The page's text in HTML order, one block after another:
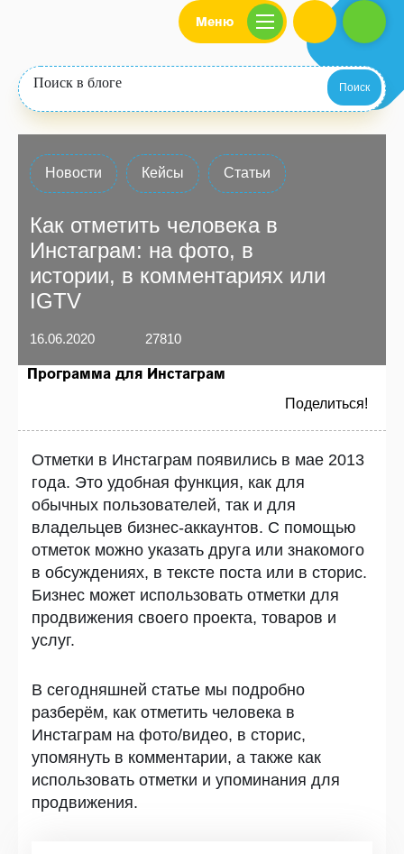
Меню
Новости Кейсы Статьи
Как отметить человека в
Инстаграм: на фото, в
истории, в комментариях или
IGTV
16.06.2020 27810
Поделиться!
Программа для Инстаграм
Отметки в Инстаграм появились в мае 2013
года. Это удобная функция, как для
обычных пользователей, так и для
владельцев бизнес-аккаунтов. С помощью
отметок можно указать друга или знакомого
в обсуждениях, в тексте поста или в сторис.
Бизнес может использовать отметки для
продвижения своего проекта, товаров и
услуг.
В сегодняшней статье мы подробно
разберём, как отметить человека в
Инстаграм на фото/видео, в сторис,
упомянуть в комментарии, а также как
использовать отметки и упоминания для
продвижения.
Поиск